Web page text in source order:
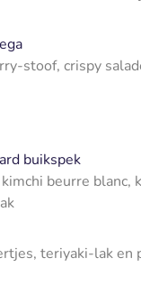
stoof, crispy
buikspek
beurre blanc,
teriyaki-lak en